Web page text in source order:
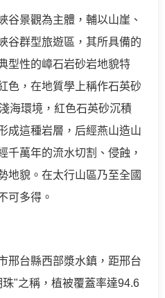
谷景觀為主體，輔以山崖、
谷群型旅遊區，其所具備的
型性的嶂石岩砂岩地貌特
色，在地質學上稱作石英砂
海環境，紅色石英砂沉積
成這種岩層，后經燕山造山
千萬年的流水切割、侵蝕，
地貌。在太行山區乃至全國
可多得。
邢台縣西部漿水鎮，距邢台
"之稱，植被覆蓋率達94.6